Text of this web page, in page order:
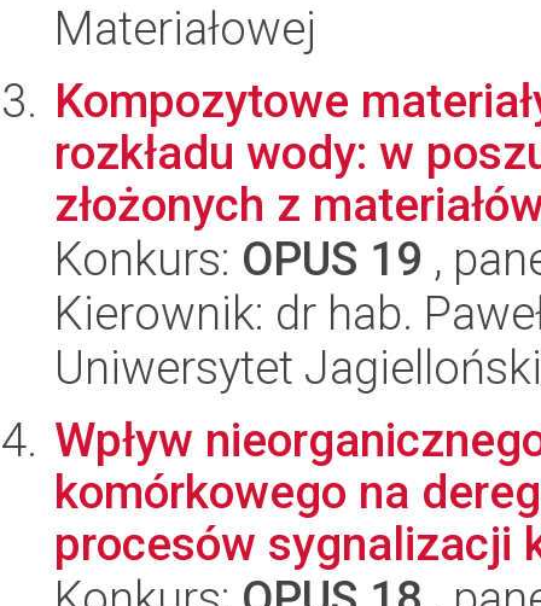
Materiałowej
Kompozytowe
rozkładu wody: w
złożonych z
Konkurs: OPUS 19 ,
Kierownik: dr hab.
Uniwersytet
Wpływ
komórkowego na
procesów sygnalizacji